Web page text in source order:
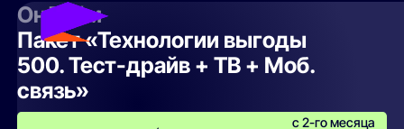
ОнЛайм
Пакет «Технологии выгоды
500. Тест-драйв + ТВ + Моб.
связь»
с 2-го месяца